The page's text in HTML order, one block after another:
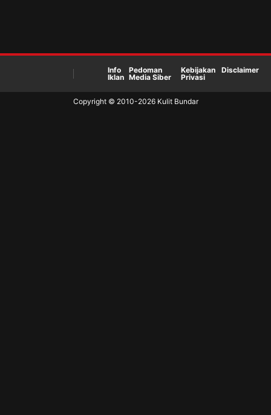
Info
Iklan
Pedoman
Media Siber
Kebijakan
Privasi
Disclaimer
Copyright © 2010-2026Kulit Bundar